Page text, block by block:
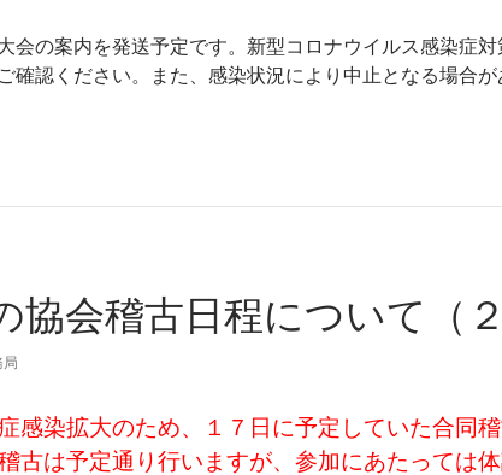
会の案内を発送予定です。新型コロナウイルス感染症
確認ください。また、感染状況により中止となる場合
協会稽古日程について（２
局
感染拡大のため、１７日に予定していた合同
古は予定通り行いますが、参加にあたっては